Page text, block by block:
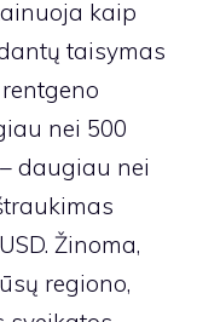
kaip
taisymas
nei 500
daugiau nei
Žinoma,
regiono,